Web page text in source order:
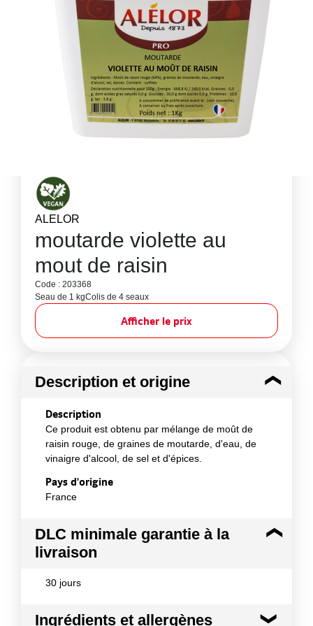
ALELOR
moutarde violette au
mout de raisin
Code : 203368
Seau de 1 kgColis de 4 seaux
Afficher le prix
Description et origine
Description
Ce produit est obtenu par mélange de moût de
raisin rouge, de graines de moutarde, d'eau, de
vinaigre d'alcool, de sel et d'épices.
Pays d'origine
France
DLC minimale garantie à la
livraison
30 jours
Ingrédients et allergènes